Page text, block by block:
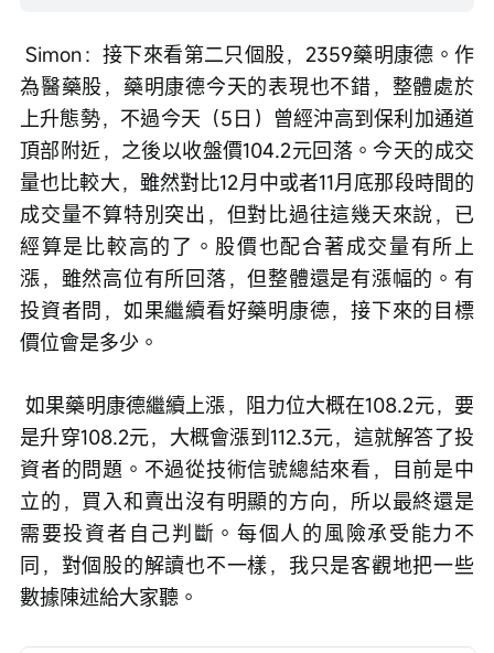
Simon：接下來看第二只個股，2359藥明康德。作
為醫藥股，藥明康德今天的表現也不錯，整體處於
上升態勢，不過今天（5日）曾經沖高到保利加通道
頂部附近，之後以收盤價104.2元回落。今天的成交
量也比較大，雖然對比12月中或者11月底那段時間的
成交量不算特別突出，但對比過往這幾天來說，已
經算是比較高的了。股價也配合著成交量有所上
漲，雖然高位有所回落，但整體還是有漲幅的。有
投資者問，如果繼續看好藥明康德，接下來的目標
價位會是多少。
如果藥明康德繼續上漲，阻力位大概在108.2元，要
是升穿108.2元，大概會漲到112.3元，這就解答了投
資者的問題。不過從技術信號總結來看，目前是中
立的，買入和賣出沒有明顯的方向，所以最終還是
需要投資者自己判斷。每個人的風險承受能力不
同，對個股的解讀也不一樣，我只是客觀地把一些
數據陳述給大家聽。